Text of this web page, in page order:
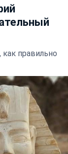
правильно